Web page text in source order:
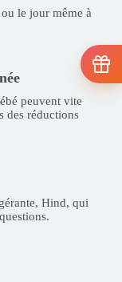
le jour même à
peuvent vite
des réductions
Hind, qui